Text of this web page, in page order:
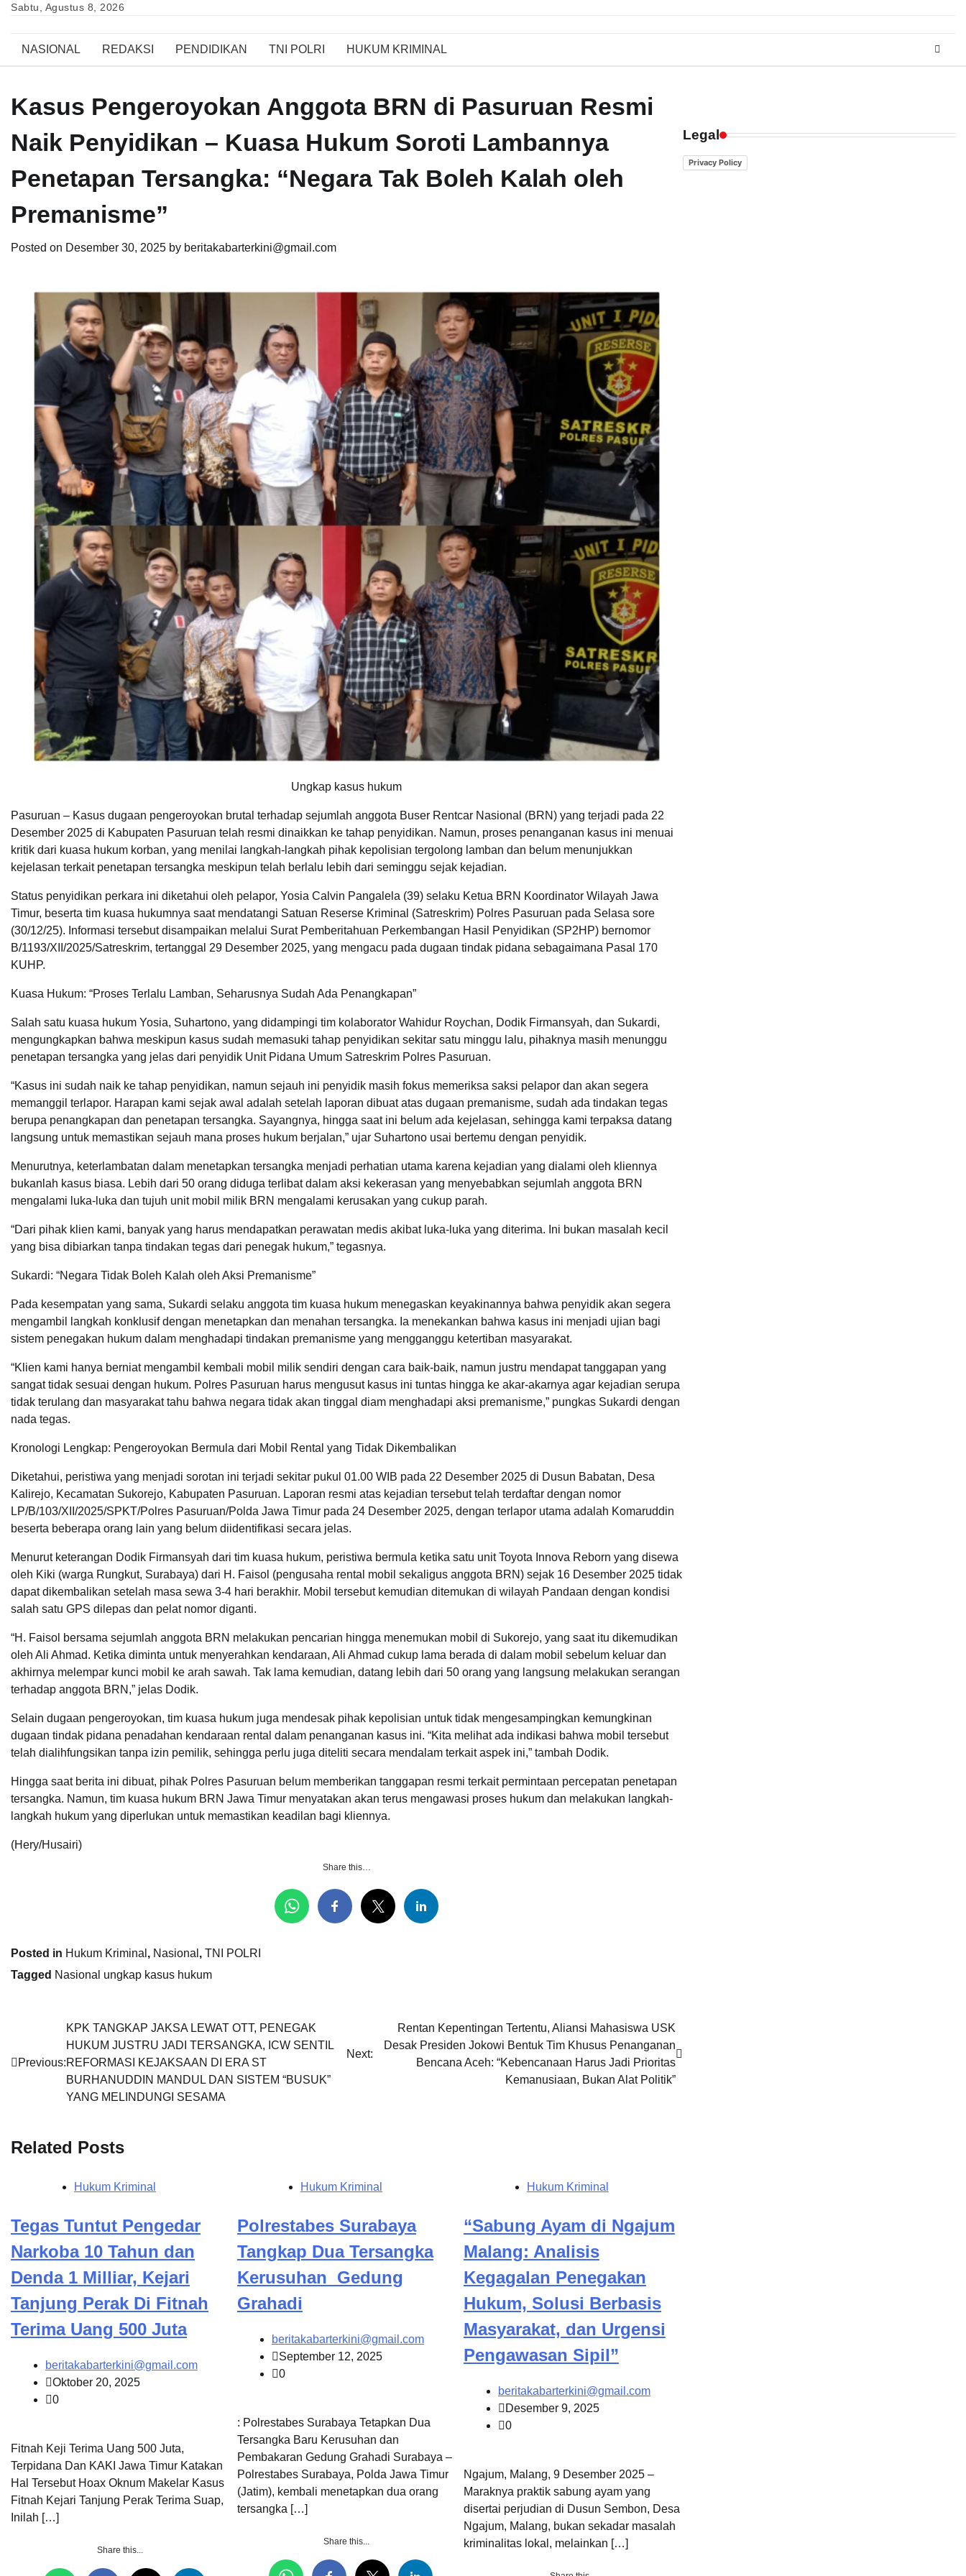
Skip
content
Sabtu, Agustus 8, 2026
NASIONAL REDAKSI PENDIDIKAN TNI POLRI HUKUM KRIMINAL
Kasus Pengeroyokan Anggota BRN di Pasuruan Resmi
Naik Penyidikan – Kuasa Hukum Soroti Lambannya
Penetapan Tersangka: “Negara Tak Boleh Kalah oleh
Premanisme”
Posted on Desember 30, 2025 by beritakabarterkini@gmail.com
Ungkap kasus hukum
Pasuruan – Kasus dugaan pengeroyokan brutal terhadap sejumlah anggota Buser Rentcar Nasional (BRN) yang terjadi pada 22
Desember 2025 di Kabupaten Pasuruan telah resmi dinaikkan ke tahap penyidikan. Namun, proses penanganan kasus ini menuai
kritik dari kuasa hukum korban, yang menilai langkah-langkah pihak kepolisian tergolong lamban dan belum menunjukkan
kejelasan terkait penetapan tersangka meskipun telah berlalu lebih dari seminggu sejak kejadian.
Status penyidikan perkara ini diketahui oleh pelapor, Yosia Calvin Pangalela (39) selaku Ketua BRN Koordinator Wilayah Jawa
Timur, beserta tim kuasa hukumnya saat mendatangi Satuan Reserse Kriminal (Satreskrim) Polres Pasuruan pada Selasa sore
(30/12/25). Informasi tersebut disampaikan melalui Surat Pemberitahuan Perkembangan Hasil Penyidikan (SP2HP) bernomor
B/1193/XII/2025/Satreskrim, tertanggal 29 Desember 2025, yang mengacu pada dugaan tindak pidana sebagaimana Pasal 170
KUHP.
Kuasa Hukum: “Proses Terlalu Lamban, Seharusnya Sudah Ada Penangkapan”
Salah satu kuasa hukum Yosia, Suhartono, yang didampingi tim kolaborator Wahidur Roychan, Dodik Firmansyah, dan Sukardi,
mengungkapkan bahwa meskipun kasus sudah memasuki tahap penyidikan sekitar satu minggu lalu, pihaknya masih menunggu
penetapan tersangka yang jelas dari penyidik Unit Pidana Umum Satreskrim Polres Pasuruan.
“Kasus ini sudah naik ke tahap penyidikan, namun sejauh ini penyidik masih fokus memeriksa saksi pelapor dan akan segera
memanggil terlapor. Harapan kami sejak awal adalah setelah laporan dibuat atas dugaan premanisme, sudah ada tindakan tegas
berupa penangkapan dan penetapan tersangka. Sayangnya, hingga saat ini belum ada kejelasan, sehingga kami terpaksa datang
langsung untuk memastikan sejauh mana proses hukum berjalan,” ujar Suhartono usai bertemu dengan penyidik.
Menurutnya, keterlambatan dalam menetapkan tersangka menjadi perhatian utama karena kejadian yang dialami oleh kliennya
bukanlah kasus biasa. Lebih dari 50 orang diduga terlibat dalam aksi kekerasan yang menyebabkan sejumlah anggota BRN
mengalami luka-luka dan tujuh unit mobil milik BRN mengalami kerusakan yang cukup parah.
“Dari pihak klien kami, banyak yang harus mendapatkan perawatan medis akibat luka-luka yang diterima. Ini bukan masalah kecil
yang bisa dibiarkan tanpa tindakan tegas dari penegak hukum,” tegasnya.
Sukardi: “Negara Tidak Boleh Kalah oleh Aksi Premanisme”
Pada kesempatan yang sama, Sukardi selaku anggota tim kuasa hukum menegaskan keyakinannya bahwa penyidik akan segera
mengambil langkah konklusif dengan menetapkan dan menahan tersangka. Ia menekankan bahwa kasus ini menjadi ujian bagi
sistem penegakan hukum dalam menghadapi tindakan premanisme yang mengganggu ketertiban masyarakat.
“Klien kami hanya berniat mengambil kembali mobil milik sendiri dengan cara baik-baik, namun justru mendapat tanggapan yang
sangat tidak sesuai dengan hukum. Polres Pasuruan harus mengusut kasus ini tuntas hingga ke akar-akarnya agar kejadian serupa
tidak terulang dan masyarakat tahu bahwa negara tidak akan tinggal diam menghadapi aksi premanisme,” pungkas Sukardi dengan
nada tegas.
Kronologi Lengkap: Pengeroyokan Bermula dari Mobil Rental yang Tidak Dikembalikan
Diketahui, peristiwa yang menjadi sorotan ini terjadi sekitar pukul 01.00 WIB pada 22 Desember 2025 di Dusun Babatan, Desa
Kalirejo, Kecamatan Sukorejo, Kabupaten Pasuruan. Laporan resmi atas kejadian tersebut telah terdaftar dengan nomor
LP/B/103/XII/2025/SPKT/Polres Pasuruan/Polda Jawa Timur pada 24 Desember 2025, dengan terlapor utama adalah Komaruddin
beserta beberapa orang lain yang belum diidentifikasi secara jelas.
Menurut keterangan Dodik Firmansyah dari tim kuasa hukum, peristiwa bermula ketika satu unit Toyota Innova Reborn yang disewa
oleh Kiki (warga Rungkut, Surabaya) dari H. Faisol (pengusaha rental mobil sekaligus anggota BRN) sejak 16 Desember 2025 tidak
dapat dikembalikan setelah masa sewa 3-4 hari berakhir. Mobil tersebut kemudian ditemukan di wilayah Pandaan dengan kondisi
salah satu GPS dilepas dan pelat nomor diganti.
“H. Faisol bersama sejumlah anggota BRN melakukan pencarian hingga menemukan mobil di Sukorejo, yang saat itu dikemudikan
oleh Ali Ahmad. Ketika diminta untuk menyerahkan kendaraan, Ali Ahmad cukup lama berada di dalam mobil sebelum keluar dan
akhirnya melempar kunci mobil ke arah sawah. Tak lama kemudian, datang lebih dari 50 orang yang langsung melakukan serangan
terhadap anggota BRN,” jelas Dodik.
Selain dugaan pengeroyokan, tim kuasa hukum juga mendesak pihak kepolisian untuk tidak mengesampingkan kemungkinan
dugaan tindak pidana penadahan kendaraan rental dalam penanganan kasus ini. “Kita melihat ada indikasi bahwa mobil tersebut
telah dialihfungsikan tanpa izin pemilik, sehingga perlu juga diteliti secara mendalam terkait aspek ini,” tambah Dodik.
Hingga saat berita ini dibuat, pihak Polres Pasuruan belum memberikan tanggapan resmi terkait permintaan percepatan penetapan
tersangka. Namun, tim kuasa hukum BRN Jawa Timur menyatakan akan terus mengawasi proses hukum dan melakukan langkah-
langkah hukum yang diperlukan untuk memastikan keadilan bagi kliennya.
(Hery/Husairi)
Share this…
Posted in Hukum Kriminal , Nasional , TNI POLRI
Tagged Nasional ungkap kasus hukum
Navigasi
pos
Previous:
KPK TANGKAP JAKSA LEWAT OTT, PENEGAK
HUKUM JUSTRU JADI TERSANGKA, ICW SENTIL
REFORMASI KEJAKSAAN DI ERA ST
BURHANUDDIN MANDUL DAN SISTEM “BUSUK”
YANG MELINDUNGI SESAMA
Next:
Rentan Kepentingan Tertentu, Aliansi Mahasiswa USK
Desak Presiden Jokowi Bentuk Tim Khusus Penanganan
Bencana Aceh: “Kebencanaan Harus Jadi Prioritas
Kemanusiaan, Bukan Alat Politik”
Related Posts
Hukum Kriminal
Tegas Tuntut Pengedar
Narkoba 10 Tahun dan
Denda 1 Milliar, Kejari
Tanjung Perak Di Fitnah
Terima Uang 500 Juta
beritakabarterkini@gmail.com
Oktober 20, 2025
0
Fitnah Keji Terima Uang 500 Juta,
Terpidana Dan KAKI Jawa Timur Katakan
Hal Tersebut Hoax Oknum Makelar Kasus
Fitnah Kejari Tanjung Perak Terima Suap,
Inilah […]
Share this...
Hukum Kriminal
Polrestabes Surabaya
Tangkap Dua Tersangka
Kerusuhan Gedung
Grahadi
beritakabarterkini@gmail.com
September 12, 2025
0
: Polrestabes Surabaya Tetapkan Dua
Tersangka Baru Kerusuhan dan
Pembakaran Gedung Grahadi Surabaya –
Polrestabes Surabaya, Polda Jawa Timur
(Jatim), kembali menetapkan dua orang
tersangka […]
Share this...
Hukum Kriminal
“Sabung Ayam di Ngajum
Malang: Analisis
Kegagalan Penegakan
Hukum, Solusi Berbasis
Masyarakat, dan Urgensi
Pengawasan Sipil”
beritakabarterkini@gmail.com
Desember 9, 2025
0
Ngajum, Malang, 9 Desember 2025 –
Maraknya praktik sabung ayam yang
disertai perjudian di Dusun Sembon, Desa
Ngajum, Malang, bukan sekadar masalah
kriminalitas lokal, melainkan […]
Legal
Privacy Policy